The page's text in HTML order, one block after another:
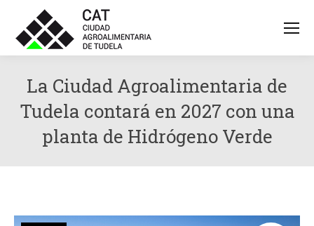
La Ciudad Agroalimentaria de
Tudela contará en 2027 con una
planta de Hidrógeno Verde